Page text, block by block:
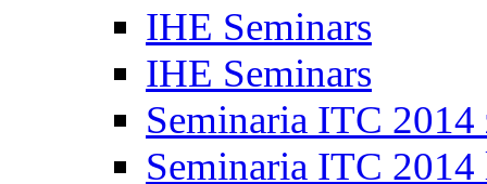
IHE Seminars
IHE Seminars
Seminaria ITC 2014
Seminaria ITC 2014